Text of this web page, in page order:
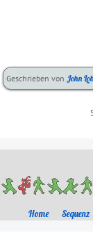
Geschrieben vonJohn
Home Sequenz